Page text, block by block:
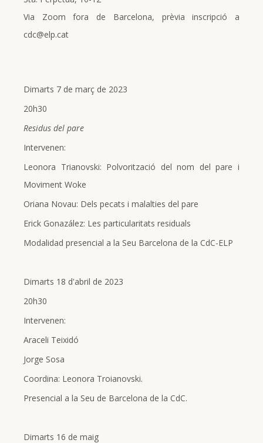
Via Zoom fora de Barcelona, prèvia inscripció a
cdc@elp.cat
Dimarts 7 de març de 2023
20h30
Residus del pare
Intervenen:
Leonora Trianovski: Polvorització del nom del pare i
Moviment Woke
Oriana Novau: Dels pecats i malalties del pare
Erick Gonazález: Les particularitats residuals
Modalidad presencial a la Seu Barcelona de la CdC-ELP
Dimarts 18 d'abril de 2023
20h30
Intervenen:
Araceli Teixidó
Jorge Sosa
Coordina: Leonora Troianovski.
Presencial a la Seu de Barcelona de la CdC.
Dimarts 16 de maig